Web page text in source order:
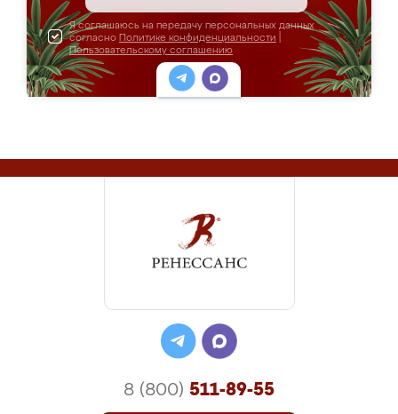
Я соглашаюсь на передачу персональных данных
согласно Политике конфиденциальности
Пользовательскому соглашению
8 (800) 511-89-55